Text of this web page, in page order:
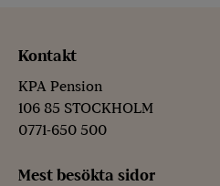
Kontakt
KPA Pension
106 85 STOCKHOLM
0771-650 500
Mest besökta sidor